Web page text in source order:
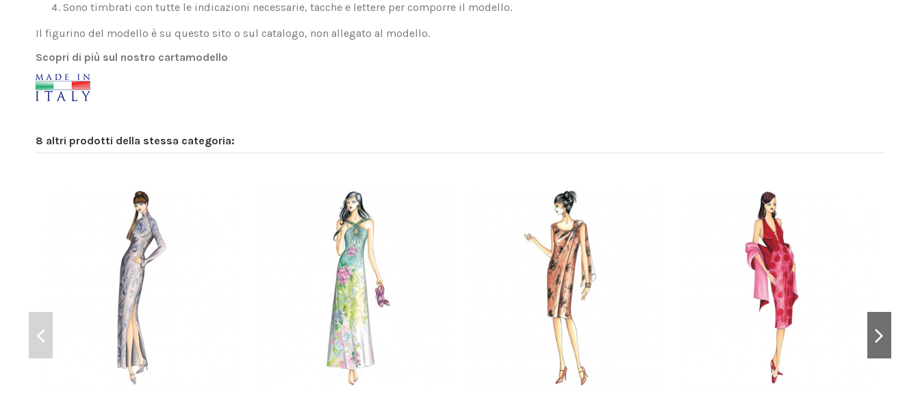
Sono timbrati con tutte le indicazioni necessarie, tacche e lettere per comporre il modello.
Il figurino del modello è su questo sito o sul catalogo, non allegato al modello.
Scopri di più sul nostro cartamodello
8 altri prodotti della stessa categoria: